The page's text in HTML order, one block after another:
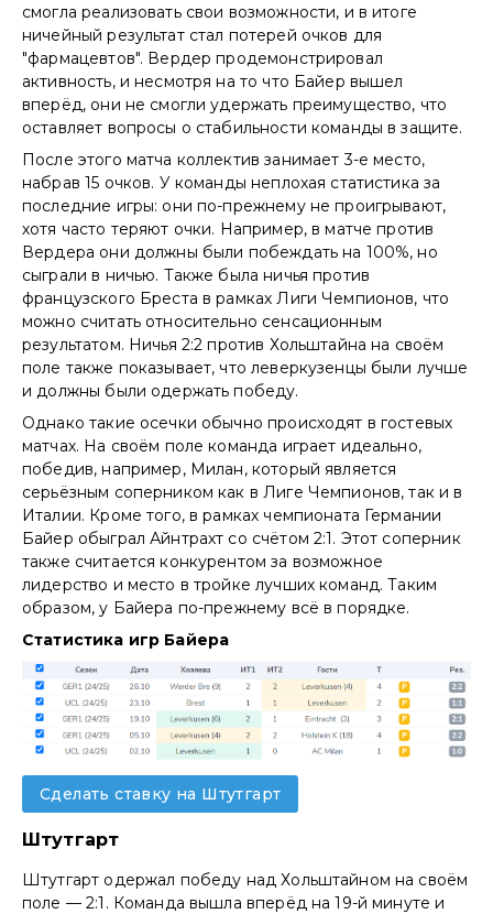
смогла реализовать свои возможности, и в итоге
ничейный результат стал потерей очков для
"фармацевтов". Вердер продемонстрировал
активность, и несмотря на то что Байер вышел
вперёд, они не смогли удержать преимущество, что
оставляет вопросы о стабильности команды в защите.
После этого матча коллектив занимает 3-е место,
набрав 15 очков. У команды неплохая статистика за
последние игры: они по-прежнему не проигрывают,
хотя часто теряют очки. Например, в матче против
Вердера они должны были побеждать на 100%, но
сыграли в ничью. Также была ничья против
французского Бреста в рамках Лиги Чемпионов, что
можно считать относительно сенсационным
результатом. Ничья 2:2 против Хольштайна на своём
поле также показывает, что леверкузенцы были лучше
и должны были одержать победу.
Однако такие осечки обычно происходят в гостевых
матчах. На своём поле команда играет идеально,
победив, например, Милан, который является
серьёзным соперником как в Лиге Чемпионов, так и в
Италии. Кроме того, в рамках чемпионата Германии
Байер обыграл Айнтрахт со счётом 2:1. Этот соперник
также считается конкурентом за возможное
лидерство и место в тройке лучших команд. Таким
образом, у Байера по-прежнему всё в порядке.
Статистика игр Байера
Сделать ставку на Штутгарт
Штутгарт
Штутгарт одержал победу над Хольштайном на своём
поле — 2:1. Команда вышла вперёд на 19-й минуте и